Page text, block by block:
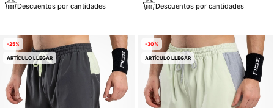
Descuentos por cantidades Descuentos por cantidades
-25%
ARTÍCULO LLEGAR
-30%
ARTÍCULO LLEGAR